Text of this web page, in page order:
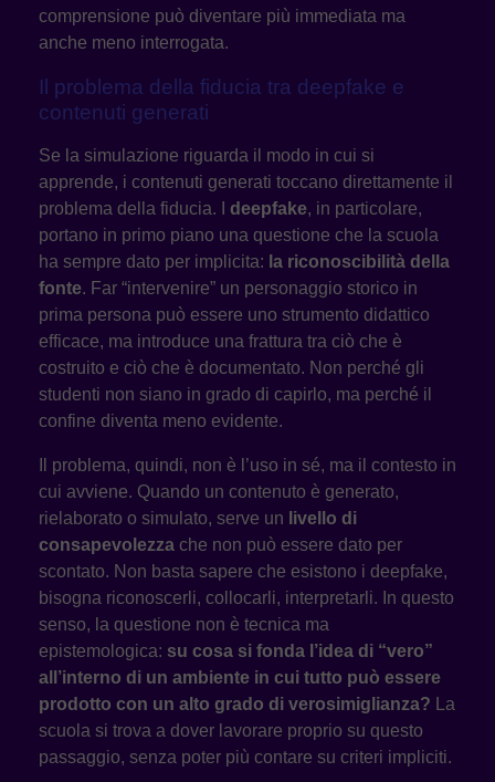
comprensione può diventare più immediata ma
anche meno interrogata.
Il problema della fiducia tra deepfake e
contenuti generati
Se la simulazione riguarda il modo in cui si
apprende, i contenuti generati toccano direttamente il
problema della fiducia. I deepfake, in particolare,
portano in primo piano una questione che la scuola
ha sempre dato per implicita: la riconoscibilità della
fonte. Far “intervenire” un personaggio storico in
prima persona può essere uno strumento didattico
efficace, ma introduce una frattura tra ciò che è
costruito e ciò che è documentato. Non perché gli
studenti non siano in grado di capirlo, ma perché il
confine diventa meno evidente.
Il problema, quindi, non è l’uso in sé, ma il contesto in
cui avviene. Quando un contenuto è generato,
rielaborato o simulato, serve un livello di
consapevolezzache non può essere dato per
scontato. Non basta sapere che esistono i deepfake,
bisogna riconoscerli, collocarli, interpretarli. In questo
senso, la questione non è tecnica ma
epistemologica: su cosa si fonda l’idea di “vero”
all’interno di un ambiente in cui tutto può essere
prodotto con un alto grado di verosimiglianza? La
scuola si trova a dover lavorare proprio su questo
passaggio, senza poter più contare su criteri impliciti.